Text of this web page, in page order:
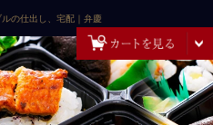
の仕出し、宅配｜弁慶